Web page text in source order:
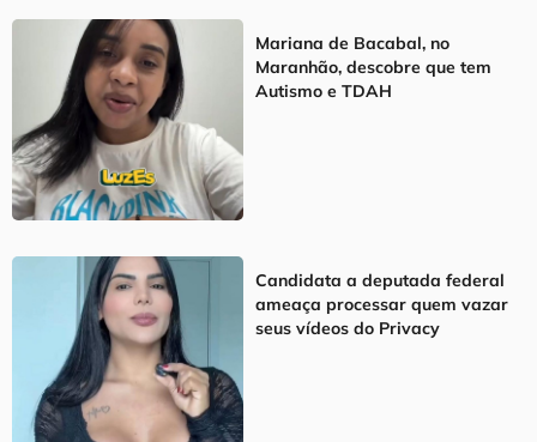
Mariana de Bacabal, no
Maranhão, descobre que tem
Autismo e TDAH
Candidata a deputada federal
ameaça processar quem vazar
seus vídeos do Privacy